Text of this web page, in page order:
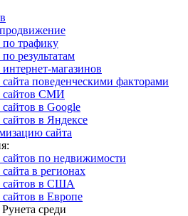
трафику
результатам
магазинов
поведенческими факторами
сайтов СМИ
в Google
в Яндексе
сайта
по недвижимости
в регионах
сайтов в США
в Европе
среди